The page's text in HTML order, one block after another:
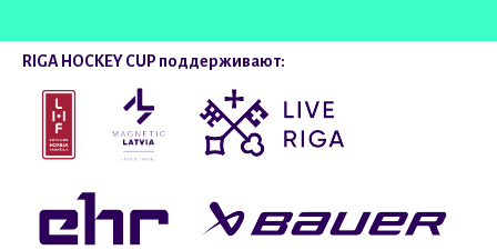
RIGA HOCKEY CUP поддерживают: